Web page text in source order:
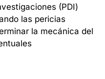
(PDI)
las pericias
la mecánica del